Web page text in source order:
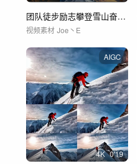
团队徒步励志攀登雪山奋斗登顶
视频素材 Joe丶E
AIGC
4K 0'19